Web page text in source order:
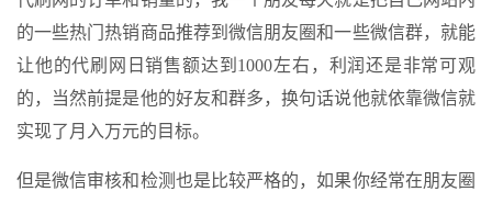
的一些热门热销商品推荐到微信朋友圈和一些微信群，就能
让他的代刷网日销售额达到1000左右，利润还是非常可观
的，当然前提是他的好友和群多，换句话说他就依靠微信就
实现了月入万元的目标。
但是微信审核和检测也是比较严格的，如果你经常在朋友圈